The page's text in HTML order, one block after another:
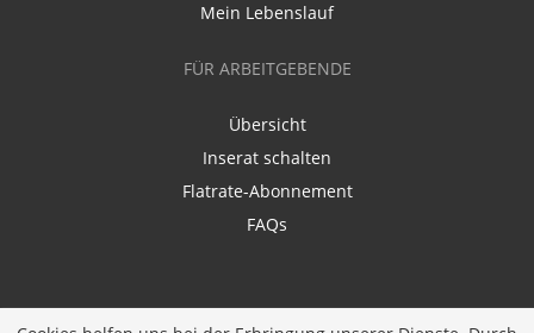
Mein Lebenslauf
FÜR ARBEITGEBENDE
Übersicht
Inserat schalten
Flatrate-Abonnement
FAQs